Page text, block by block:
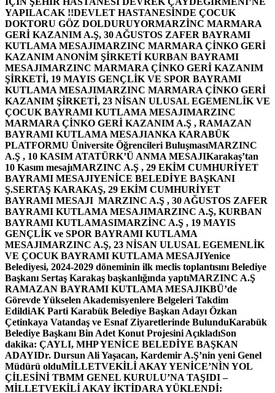
YAPILACAK !!DEVLET HASTANESİNDE ÇOCUK
DOKTORU GÖZ DOLDURUYORMARZİNC MARMARA
GERİ KAZANIM A.Ş, 30 AĞUSTOS ZAFER BAYRAMI
KUTLAMA MESAJIMARZINC MARMARA ÇİNKO GERİ
KAZANIM ANONİM ŞİRKETİ KURBAN BAYRAMI
MESAJIMARZINC MARMARA ÇİNKO GERİ KAZANIM
ŞİRKETİ, 19 MAYIS GENÇLİK VE SPOR BAYRAMI
KUTLAMA MESAJIMARZINC MARMARA ÇİNKO GERİ
KAZANIM ŞİRKETİ, 23 NİSAN ULUSAL EGEMENLİK VE
ÇOCUK BAYRAMI KUTLAMA MESAJIMARZINC
MARMARA ÇİNKO GERİ KAZANIM A.Ş , RAMAZAN
BAYRAMI KUTLAMA MESAJIANKA KARABÜK
PLATFORMU Üniversite Öğrencileri BuluşmasıMARZINC
A.Ş , 10 KASIM ATATÜRK’Ü ANMA MESAJIKarakaş’tan
10 Kasım mesajıMARZINC A.Ş , 29 EKİM CUMHURİYET
BAYRAMI MESAJIYENİCE BELEDİYE BAŞKANI
Ş.SERTAŞ KARAKAŞ, 29 EKİM CUMHURİYET
BAYRAMI MESAJI MARZINC A.Ş , 30 AĞUSTOS ZAFER
BAYRAMI KUTLAMA MESAJIMARZINC A.Ş, KURBAN
BAYRAMI KUTLAMASIMARZİNC A.Ş , 19 MAYIS
GENÇLİK ve SPOR BAYRAMI KUTLAMA
MESAJIMARZINC A.Ş, 23 NİSAN ULUSAL EGEMENLİK
VE ÇOCUK BAYRAMI KUTLAMA MESAJIYenice
Belediyesi, 2024-2029 döneminin ilk meclis toplantısını Belediye
Başkanı Sertaş Karakaş başkanlığında yaptıMARZINC A.Ş
RAMAZAN BAYRAMI KUTLAMA MESAJIKBÜ’de
Görevde Yükselen Akademisyenlere Belgeleri Takdim
EdildiAK Parti Karabük Belediye Başkan Adayı Özkan
Çetinkaya Vatandaş ve Esnaf Ziyaretlerinde BulunduKarabük
Belediye Başkanı Bin Adet Konut Projesini AçıkladıSon
dakika: ÇAYLI, MHP YENİCE BELEDİYE BAŞKAN
ADAYIDr. Dursun Ali Yaşacan, Kardemir A.Ş’nin yeni Genel
Müdürü olduMİLLETVEKİLİ AKAY YENİCE’NİN YOL
ÇİLESİNİ TBMM GENEL KURULU’NA TAŞIDI –
MİLLETVEKİLİ AKAY İKTİDARA YÜKLENDİ: